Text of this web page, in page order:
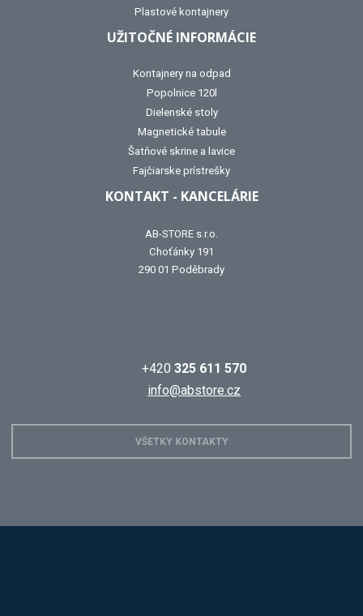
Plastové kontajnery
UŽITOČNÉ INFORMÁCIE
Kontajnery na odpad
Popolnice 120l
Dielenské stoly
Magnetické tabule
Šatňové skrine a lavice
Fajčiarske prístrešky
KONTAKT - KANCELÁRIE
AB-STORE s.r.o.
Choťánky 191
290 01 Poděbrady
+420 325 611 570
info@abstore.cz
VŠETKY KONTAKTY